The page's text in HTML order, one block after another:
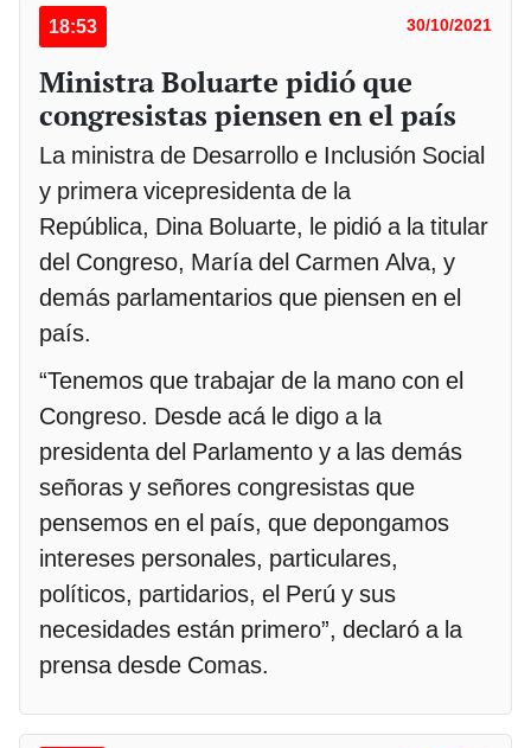
18:53 30/10/2021
Ministra Boluarte pidió que
congresistas piensen en el país
La ministra de Desarrollo e Inclusión Social
y primera vicepresidenta de la
República, Dina Boluarte, le pidió a la titular
del Congreso, María del Carmen Alva, y
demás parlamentarios que piensen en el
país.
“Tenemos que trabajar de la mano con el
Congreso. Desde acá le digo a la
presidenta del Parlamento y a las demás
señoras y señores congresistas que
pensemos en el país, que depongamos
intereses personales, particulares,
políticos, partidarios, el Perú y sus
necesidades están primero”, declaró a la
prensa desde Comas.